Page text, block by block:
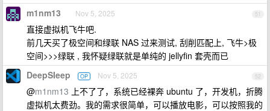
51
m1nm13 Nov 5, 2025
直接虚拟机飞牛吧.
前几天买了极空间和绿联 NAS 过来测试, 刮削匹配上, 飞牛>极
空间>>>绿联 , 我怀疑绿联就是单纯的 jellyfin 套壳而已
52
DeepSIeep OP Nov 5, 2025
@m1nm13 上不了了，系统已经裸奔 ubuntu 了，开发机，折腾
虚拟机太费劲。我的需求很简单，可以播放电影，可以按照我的